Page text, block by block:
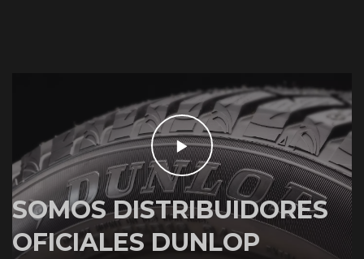
SOMOS DISTRIBUIDORES
OFICIALES DUNLOP